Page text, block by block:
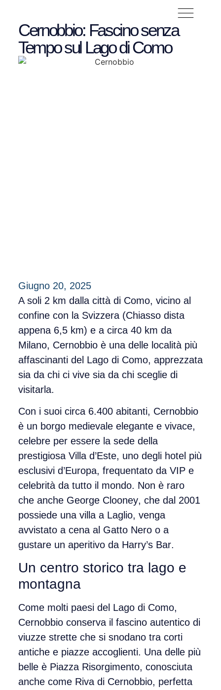
Cernobbio: Fascino senza
Tempo sul Lago di Como
Giugno 20, 2025
A soli 2 km dalla città di Como, vicino al
confine con la Svizzera (Chiasso dista
appena 6,5 km) e a circa 40 km da
Milano, Cernobbioè una delle località più
affascinanti del Lago di Como, apprezzata
sia da chi ci vive sia da chi sceglie di
visitarla.
Con i suoi circa 6.400 abitanti, Cernobbio
è un borgo medievale elegante e vivace,
celebre per essere la sede della
prestigiosa Villa d’Este, uno degli hotel più
esclusivi d’Europa, frequentato da VIP e
celebrità da tutto il mondo. Non è raro
che anche George Clooney, che dal 2001
possiede una villa a Laglio, venga
avvistato a cena al Gatto Neroo a
gustare un aperitivo da Harry’s Bar.
Un centro storico tra lago e
montagna
Come molti paesi del Lago di Como,
Cernobbio conserva il fascino autentico di
viuzze strette che si snodano tra corti
antiche e piazze accoglienti. Una delle più
belle è Piazza Risorgimento, conosciuta
anche come Riva di Cernobbio, perfetta